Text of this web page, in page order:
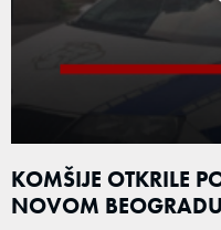
KOMŠIJE OTKRILE
NOVOM